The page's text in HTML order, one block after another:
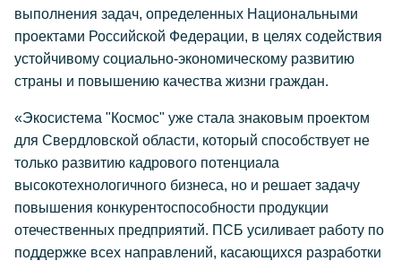
выполнения задач, определенных Национальными
проектами Российской Федерации, в целях содействия
устойчивому социально-экономическому развитию
страны и повышению качества жизни граждан.
«Экосистема "Космос" уже стала знаковым проектом
для Свердловской области, который способствует не
только развитию кадрового потенциала
высокотехнологичного бизнеса, но и решает задачу
повышения конкурентоспособности продукции
отечественных предприятий. ПСБ усиливает работу по
поддержке всех направлений, касающихся разработки